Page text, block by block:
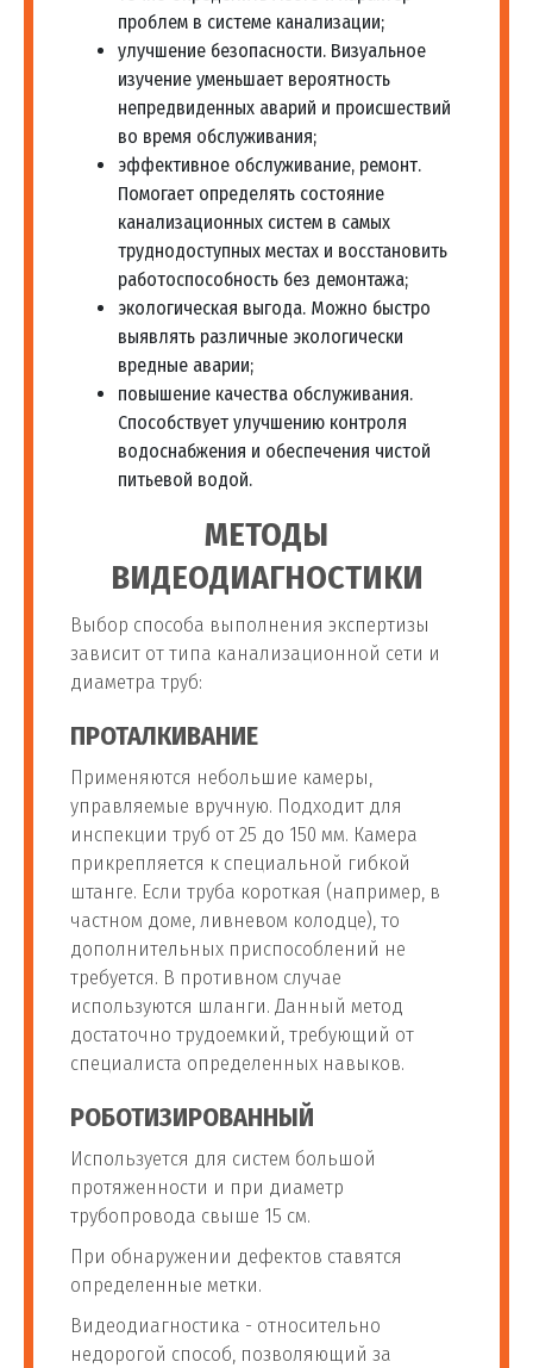
проблем в системе канализации;
улучшение безопасности. Визуальное
изучение уменьшает вероятность
непредвиденных аварий и происшествий
во время обслуживания;
эффективное обслуживание, ремонт.
Помогает определять состояние
канализационных систем в самых
труднодоступных местах и восстановить
работоспособность без демонтажа;
экологическая выгода. Можно быстро
выявлять различные экологически
вредные аварии;
повышение качества обслуживания.
Способствует улучшению контроля
водоснабжения и обеспечения чистой
питьевой водой.
МЕТОДЫ
ВИДЕОДИАГНОСТИКИ
Выбор способа выполнения экспертизы
зависит от типа канализационной сети и
диаметра труб:
ПРОТАЛКИВАНИЕ
Применяются небольшие камеры,
управляемые вручную. Подходит для
инспекции труб от 25 до 150 мм. Камера
прикрепляется к специальной гибкой
штанге. Если труба короткая (например, в
частном доме, ливневом колодце), то
дополнительных приспособлений не
требуется. В противном случае
используются шланги. Данный метод
достаточно трудоемкий, требующий от
специалиста определенных навыков.
РОБОТИЗИРОВАННЫЙ
Используется для систем большой
протяженности и при диаметр
трубопровода свыше 15 см.
При обнаружении дефектов ставятся
определенные метки.
Видеодиагностика - относительно
недорогой способ, позволяющий за